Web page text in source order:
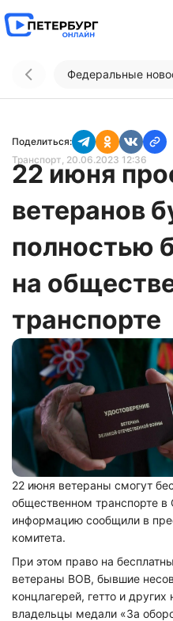
Федеральные
Поделиться:
Транспорт, 20.06.2023 12:36
22 июня
ветеранов
полностью
на
транспорте
22 июня ветераны смогут
общественном транспорте
информацию сообщили в
комитета.
При этом право на
ветераны ВОВ, бывшие
концлагерей, гетто и
владельцы медали «За